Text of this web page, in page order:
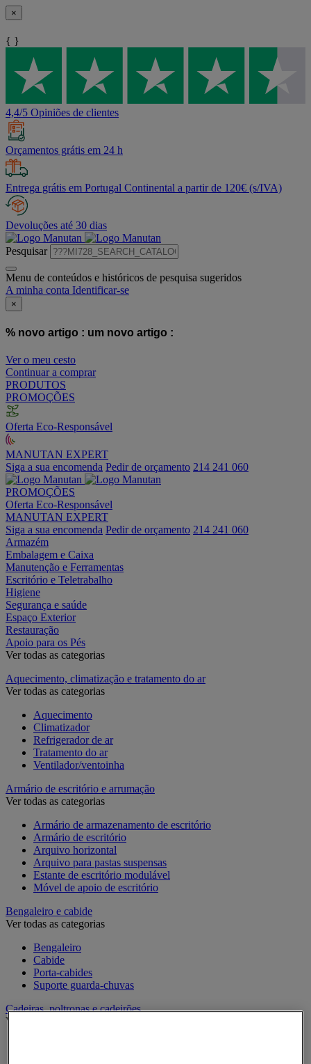
×
{ }
4,4/5 Opiniões de clientes
Orçamentos grátis em 24 h
Entrega grátis em Portugal Continental a partir de 120€ (s/IVA)
Devoluções até 30 dias
Pesquisar
Menu de conteúdos e históricos de pesquisa sugeridos
A minha conta Identificar-se
×
% novo artigo : um novo artigo :
Ver o meu cesto
Continuar a comprar
PRODUTOS
PROMOÇÕES
Oferta Eco-Responsável
MANUTAN EXPERT
Siga a sua encomenda Pedir de orçamento 214 241 060
PROMOÇÕES
Oferta Eco-Responsável
MANUTAN EXPERT
Siga a sua encomenda Pedir de orçamento 214 241 060
Armazém
Embalagem e Caixa
Manutenção e Ferramentas
Escritório e Teletrabalho
Higiene
Segurança e saúde
Espaço Exterior
Restauração
Apoio para os Pés
Ver todas as categorias
Aquecimento, climatização e tratamento do ar
Ver todas as categorias
Aquecimento
Climatizador
Refrigerador de ar
Tratamento do ar
Ventilador/ventoinha
Armário de escritório e arrumação
Ver todas as categorias
Armário de armazenamento de escritório
Armário de escritório
Arquivo horizontal
Arquivo para pastas suspensas
Estante de escritório modulável
Móvel de apoio de escritório
Bengaleiro e cabide
Ver todas as categorias
Bengaleiro
Cabide
Porta-cabides
Suporte guarda-chuvas
Cadeiras, poltronas e cadeirões
Ver todas as categorias